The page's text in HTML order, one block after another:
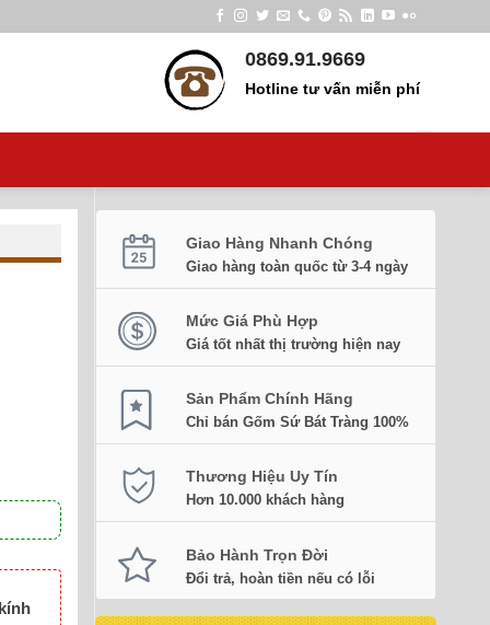
0869.91.9669
Hotline tư vấn miễn phí
Giao Hàng Nhanh Chóng
Giao hàng toàn quốc từ 3-4 ngày
Mức Giá Phù Hợp
Giá tốt nhất thị trường hiện nay
Sản Phẩm Chính Hãng
Chỉ bán Gốm Sứ Bát Tràng 100%
Thương Hiệu Uy Tín
Hơn 10.000 khách hàng
Bảo Hành Trọn Đời
Đổi trả, hoàn tiền nếu có lỗi